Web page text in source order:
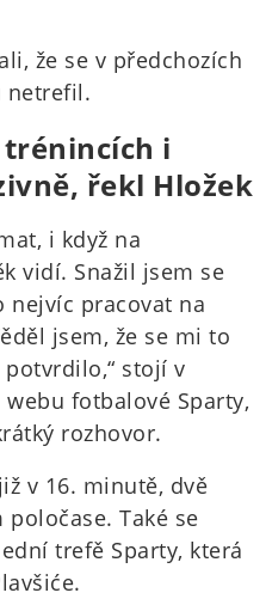
že se v předchozích
netrefil.
i
řekl Hložek
i když na
vidí. Snažil jsem se
pracovat na
jsem, že se mi to
stojí v
fotbalové Sparty,
rozhovor.
v 16. minutě, dvě
Také se
trefě Sparty, která